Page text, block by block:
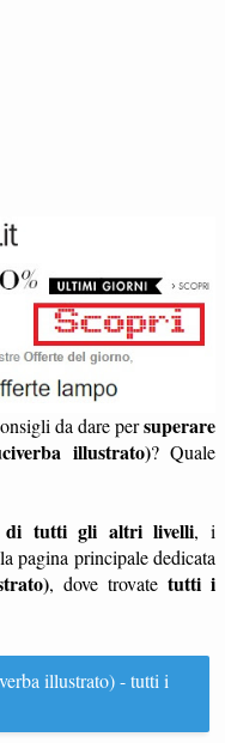
da dare persuperare
illustrato)? Quale
di tutti gli altri livelli, i
pagina principale dedicata
, dove trovate tutti i
illustrato) - tutti i